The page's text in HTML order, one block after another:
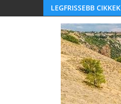
LEGFRISSEBB CIKKEK